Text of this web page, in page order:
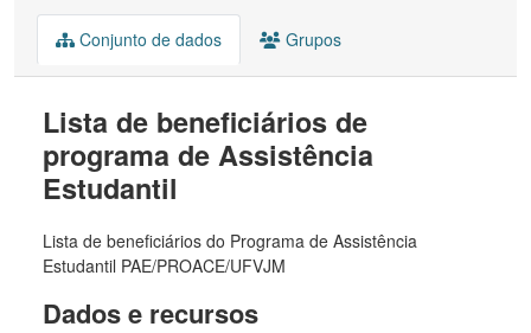
Conjunto de dados Grupos
Lista de beneficiários de
programa de Assistência
Estudantil
Lista de beneficiários do Programa de Assistência
Estudantil PAE/PROACE/UFVJM
Dados e recursos